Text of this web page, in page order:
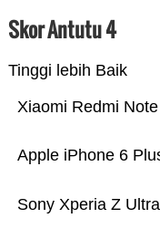
Skor Antutu 4
Tinggi lebih Baik
Sony Xperia Z Ultra
Apple iPhone 6
Xiaomi Redmi